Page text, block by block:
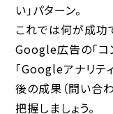
い」パターン。
これでは何が成功
Google広告の「コ
「Googleアナリテ
後の成果（問い合
把握しましょう。